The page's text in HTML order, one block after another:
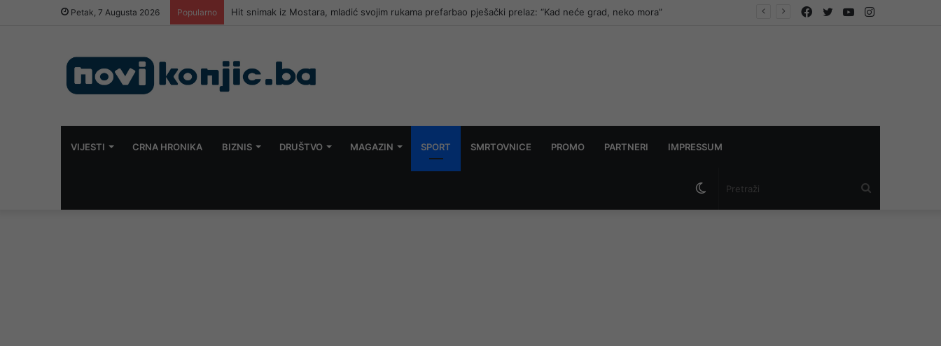
Petak, 7 Augusta 2026 Popularno Potresna ispovijest rudara iz Zenice: “Djeca traže, a nemam im šta odnijeti, spavamo na daskama” Instagram
YouTube
Twitter
Facebook
VIJESTI CRNA HRONIKA BIZNIS DRUŠTVO MAGAZIN SPORT SMRTOVNICE PROMO PARTNERI IMPRESSUM
Switch